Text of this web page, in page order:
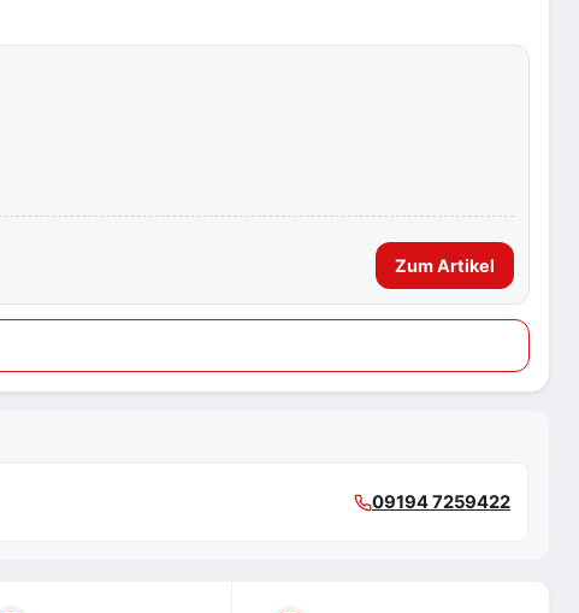
Zum Artikel
09194 7259422